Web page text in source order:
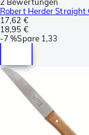
Robert Herder Straight
17,62 €
18,95 €
-7 %Spare 1,33